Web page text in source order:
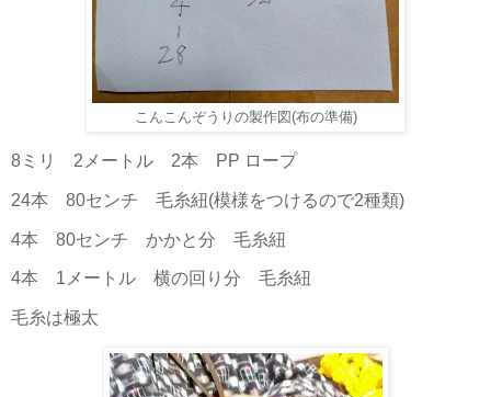
こんこんぞうりの製作図(布の準備)
8ミリ 2メートル 2本 PP ロープ
24本 80センチ 毛糸紐(模様をつけるので2種類)
4本 80センチ かかと分 毛糸紐
4本 1メートル 横の回り分 毛糸紐
毛糸は極太